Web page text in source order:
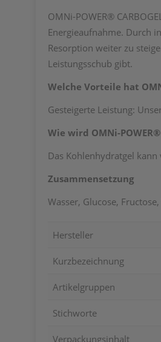
OMNi-POWER®
Energieaufnahme. Durch
Resorption weiter zu
Leistungsschub gibt.
Welche Vorteile hat
Gesteigerte Leistung:
Wie wird OMNi-
Das Kohlenhydratgel
Zusammensetzung
Wasser, Glucose,
Hersteller
Kurzbezeichnung
Artikelgruppen
Stichworte
Verpackungsinhalt